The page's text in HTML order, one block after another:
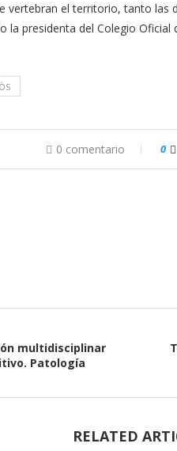
vertebran el territorio, tanto
la presidenta del Colegio
0 comentario 0
multidisciplinar
Patología
RELATED